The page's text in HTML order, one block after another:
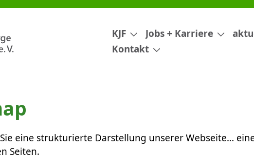
KJF Jobs + Karriere
Kontakt
eine strukturierte Darstellung unserer Webseite…
Seiten.